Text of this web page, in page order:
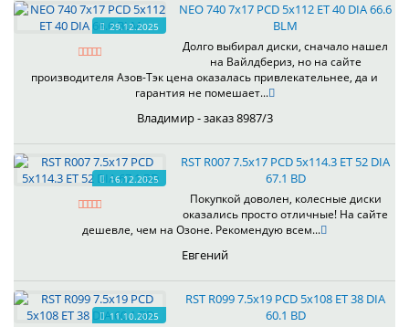
29.12.2025
NEO 740 7x17 PCD 5x112 ET 40 DIA 66.6
BLM
Долго выбирал диски, сначало нашел
на Вайлдбериз, но на сайте
производителя Азов-Тэк цена оказалась привлекательнее, да и
гарантия не помешает...
Владимир - заказ 8987/3
16.12.2025
RST R007 7.5x17 PCD 5x114.3 ET 52 DIA
67.1 BD
Покупкой доволен, колесные диски
оказались просто отличные! На сайте
дешевле, чем на Озоне. Рекомендую всем...
Евгений
11.10.2025
RST R099 7.5x19 PCD 5x108 ET 38 DIA
60.1 BD